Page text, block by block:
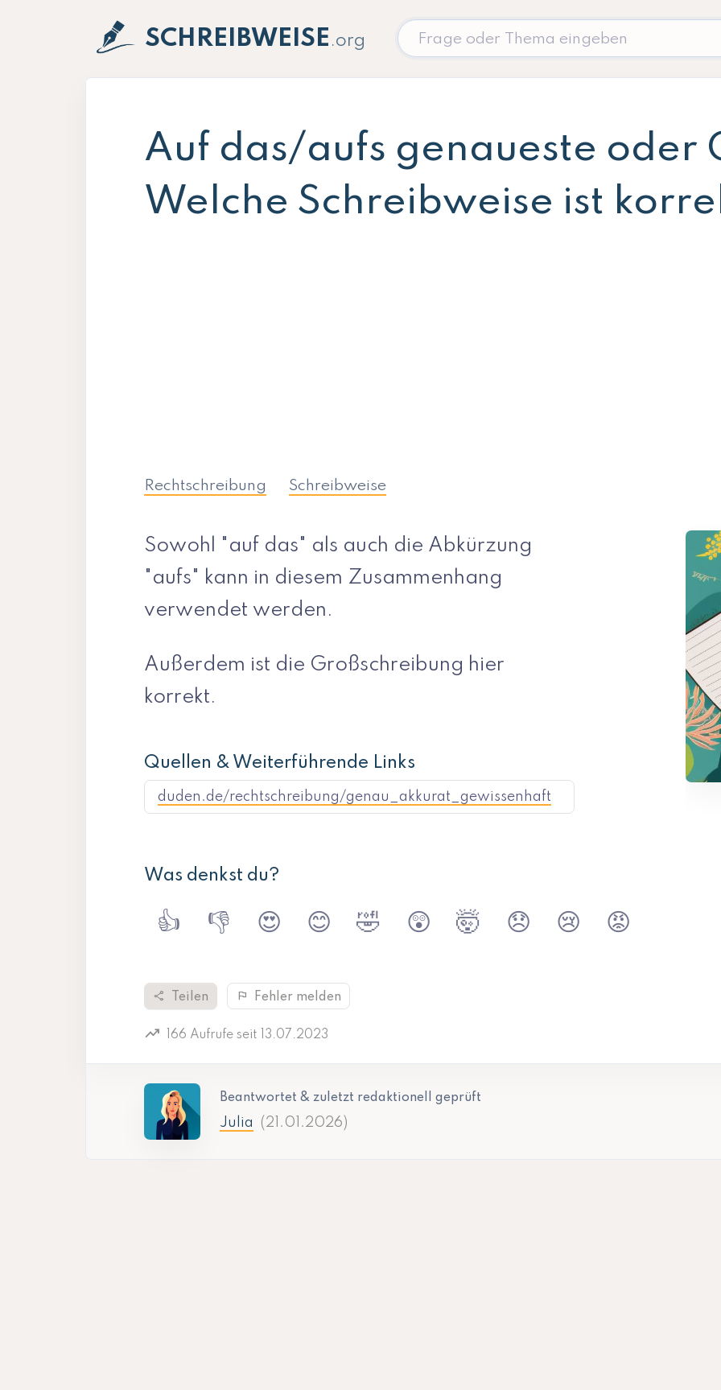
SCHREIBWEISE .org
Auf das/aufs genaueste oder
Welche Schreibweise ist
Rechtschreibung Schreibweise
Sowohl "auf das" als auch die Abkürzung
"aufs" kann in diesem Zusammenhang
verwendet werden.
Außerdem ist die Großschreibung hier
korrekt.
Quellen & Weiterführende Links
duden.de/rechtschreibung/genau_akkurat_gewissenhaft
Was denkst du?
👍 👎 😍 😊 🤣 😲 🤯 😞 😢 😡
share Teilen flag Fehler melden
trending_up 166 Aufrufe seit 13.07.2023
Beantwortet & zuletzt redaktionell geprüft
Julia (21.01.2026)